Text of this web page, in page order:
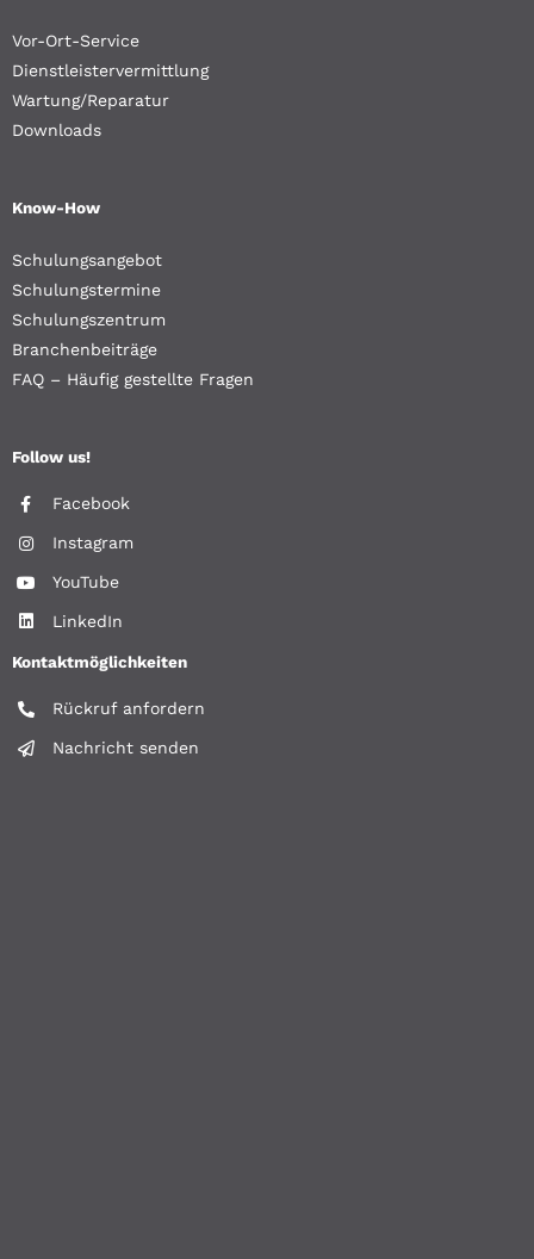
Vor-Ort-Service
Dienstleistervermittlung
Wartung/Reparatur
Downloads
Know-How
Schulungsangebot
Schulungstermine
Schulungszentrum
Branchenbeiträge
FAQ – Häufig gestellte Fragen
Follow us!
Facebook
Instagram
YouTube
LinkedIn
Kontaktmöglichkeiten
Rückruf anfordern
Nachricht senden